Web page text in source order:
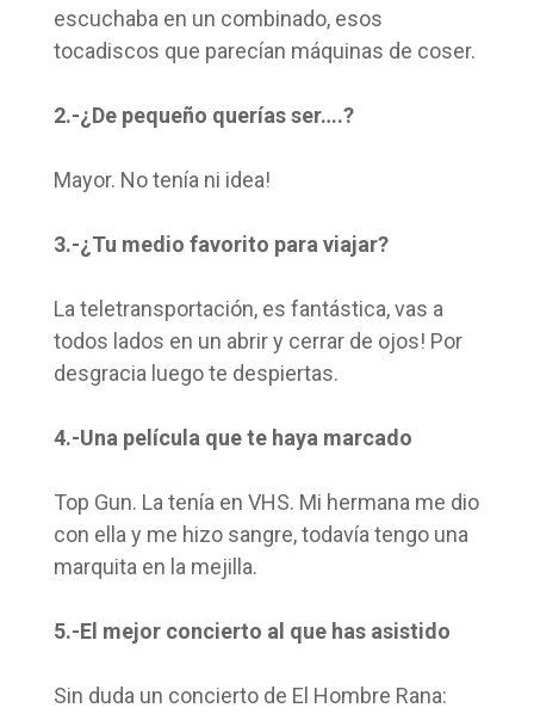
escuchaba en un combinado, esos
tocadiscos que parecían máquinas de coser.
2.-¿De pequeño querías ser….?
Mayor. No tenía ni idea!
3.-¿Tu medio favorito para viajar?
La teletransportación, es fantástica, vas a
todos lados en un abrir y cerrar de ojos! Por
desgracia luego te despiertas.
4.-Una película que te haya marcado
Top Gun. La tenía en VHS. Mi hermana me dio
con ella y me hizo sangre, todavía tengo una
marquita en la mejilla.
5.-El mejor concierto al que has asistido
Sin duda un concierto de El Hombre Rana: